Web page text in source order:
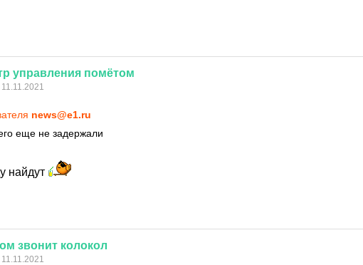
управления помётом
news@e1.ru
еще не задержали
найдут
звонит колокол